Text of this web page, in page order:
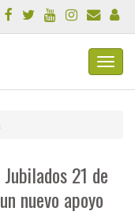
21 de
nuevo apoyo